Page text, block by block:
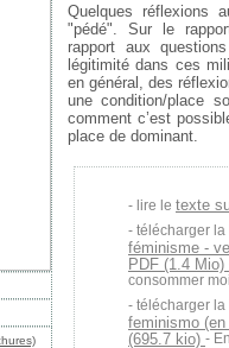
Quelques réflexions
"pédé". Sur le
rapport aux
légitimité dans ces
en général, des
une condition/place
comment c’est
place de dominant.
lire le texte
télécharger la
féminisme -
PDF (1.4 Mio)
consommer
télécharger la
feminismo
(695.7 kio) -